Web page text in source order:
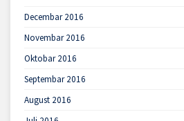
Decembar 2016
Novembar 2016
Oktobar 2016
Septembar 2016
August 2016